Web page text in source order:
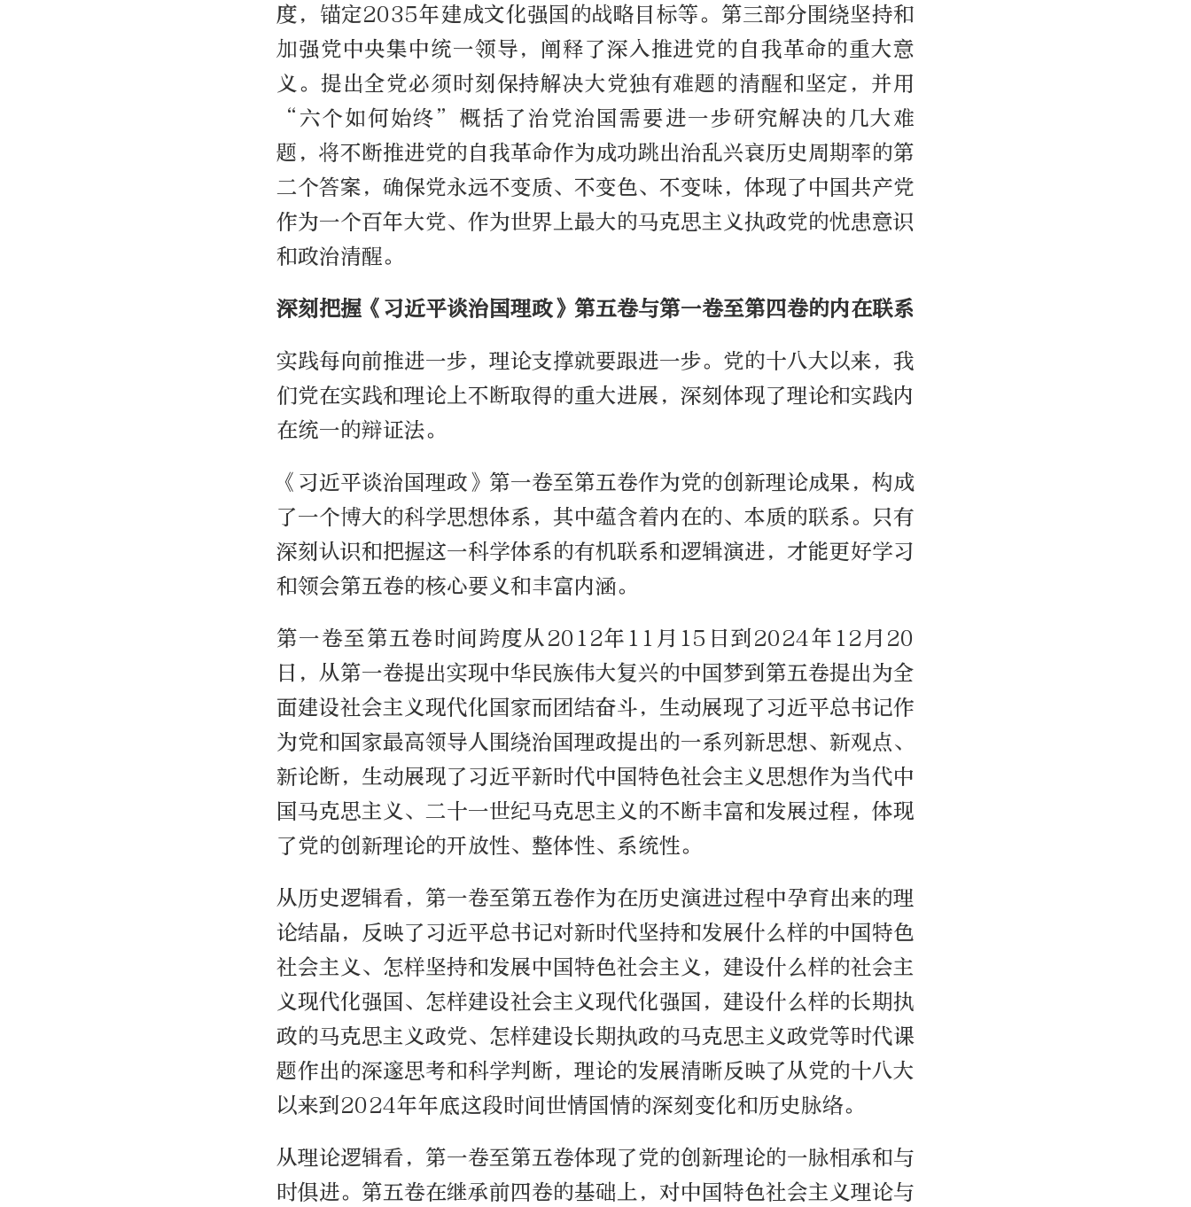
度，锚定2035年建成文化强国的战略目标等。第三部分围绕坚持和
加强党中央集中统一领导，阐释了深入推进党的自我革命的重大意
义。提出全党必须时刻保持解决大党独有难题的清醒和坚定，并用
“六个如何始终”概括了治党治国需要进一步研究解决的几大难
题，将不断推进党的自我革命作为成功跳出治乱兴衰历史周期率的第
二个答案，确保党永远不变质、不变色、不变味，体现了中国共产党
作为一个百年大党、作为世界上最大的马克思主义执政党的忧患意识
和政治清醒。
深刻把握《习近平谈治国理政》第五卷与第一卷至第四卷的内在联系
实践每向前推进一步，理论支撑就要跟进一步。党的十八大以来，我
们党在实践和理论上不断取得的重大进展，深刻体现了理论和实践内
在统一的辩证法。
《习近平谈治国理政》第一卷至第五卷作为党的创新理论成果，构成
了一个博大的科学思想体系，其中蕴含着内在的、本质的联系。只有
深刻认识和把握这一科学体系的有机联系和逻辑演进，才能更好学习
和领会第五卷的核心要义和丰富内涵。
第一卷至第五卷时间跨度从2012年11月15日到2024年12月20
日，从第一卷提出实现中华民族伟大复兴的中国梦到第五卷提出为全
面建设社会主义现代化国家而团结奋斗，生动展现了习近平总书记作
为党和国家最高领导人围绕治国理政提出的一系列新思想、新观点、
新论断，生动展现了习近平新时代中国特色社会主义思想作为当代中
国马克思主义、二十一世纪马克思主义的不断丰富和发展过程，体现
了党的创新理论的开放性、整体性、系统性。
从历史逻辑看，第一卷至第五卷作为在历史演进过程中孕育出来的理
论结晶，反映了习近平总书记对新时代坚持和发展什么样的中国特色
社会主义、怎样坚持和发展中国特色社会主义，建设什么样的社会主
义现代化强国、怎样建设社会主义现代化强国，建设什么样的长期执
政的马克思主义政党、怎样建设长期执政的马克思主义政党等时代课
题作出的深邃思考和科学判断，理论的发展清晰反映了从党的十八大
以来到2024年年底这段时间世情国情的深刻变化和历史脉络。
从理论逻辑看，第一卷至第五卷体现了党的创新理论的一脉相承和与
时俱进。第五卷在继承前四卷的基础上，对中国特色社会主义理论与